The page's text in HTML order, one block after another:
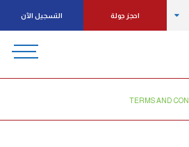
احجز جولة التسجيل الآن
TERMS AND